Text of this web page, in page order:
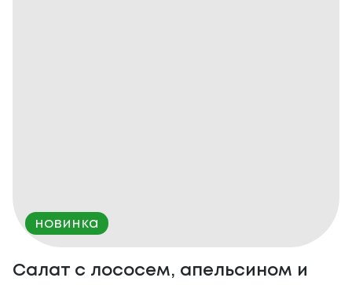
новинка
Салат с лососем, апельсином и